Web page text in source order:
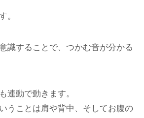
。
識することで、つかむ音が分かる
連動で動きます。
うことは肩や背中、そしてお腹の